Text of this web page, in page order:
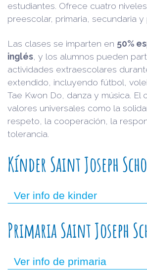
estudiantes. Ofrece cuatro
preescolar, primaria, secundaria y
Las clases se imparten en 50%
inglés , y los alumnos pueden
actividades extraescolares
extendido, incluyendo fútbol,
Tae Kwon Do, danza y música. El
valores universales como la
respeto, la cooperación, la
tolerancia.
Kínder Saint Joseph
Ver info de kinder
Primaria Saint Joseph
Ver info de primaria